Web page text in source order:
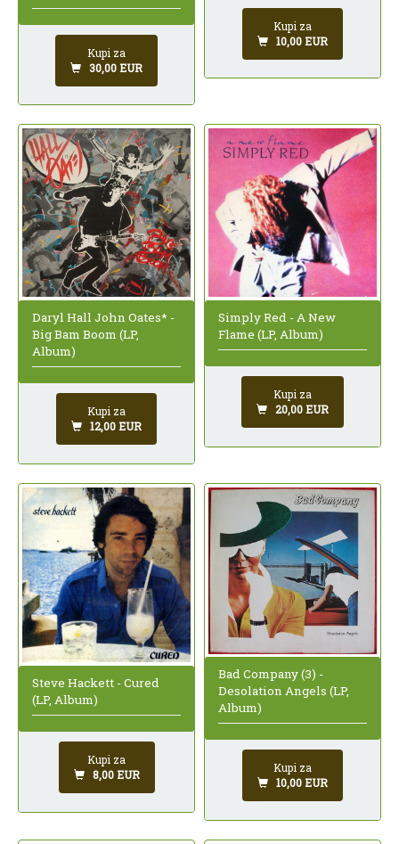
Kupi za
30,00 EUR
Kupi za
10,00 EUR
Daryl Hall John Oates* -
Big Bam Boom (LP,
Album)
Kupi za
12,00 EUR
Simply Red - A New
Flame (LP, Album)
Kupi za
20,00 EUR
Steve Hackett - Cured
(LP, Album)
Kupi za
8,00 EUR
Bad Company (3) -
Desolation Angels (LP,
Album)
Kupi za
10,00 EUR